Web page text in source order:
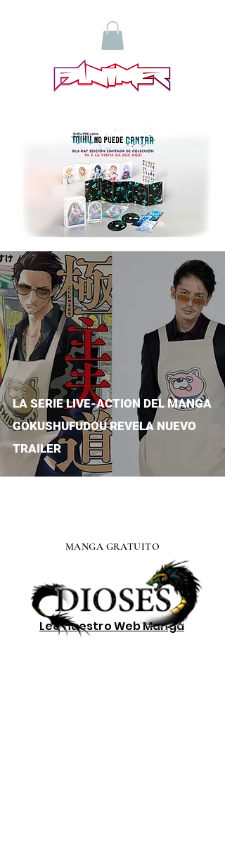
LA SERIE LIVE-ACTION DEL MANGA
GOKUSHUFUDOU REVELA NUEVO
TRAILER
Lee nuestroWeb Manga
MANGA GRATUITO